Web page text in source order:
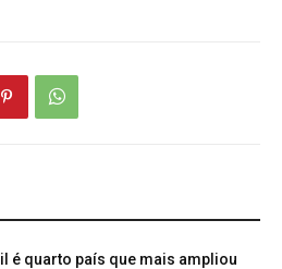
é quarto país que mais ampliou